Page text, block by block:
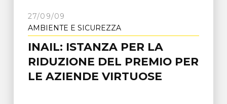
27/09/09
AMBIENTE E SICUREZZA
INAIL: ISTANZA PER LA
RIDUZIONE DEL PREMIO PER
LE AZIENDE VIRTUOSE